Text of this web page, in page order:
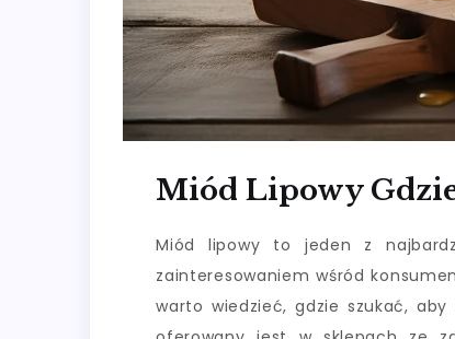
Miód Lipowy
Miód lipowy to jeden z
zainteresowaniem wśród
warto wiedzieć, gdzie szukać,